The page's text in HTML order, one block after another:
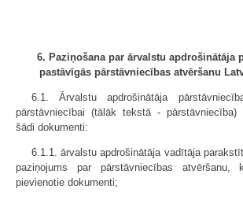
6. Paziņošana par ārvalstu apdrošinātāja
pastāvīgās pārstāvniecības atvēršanu
6.1. Ārvalstu apdrošinātāja
pārstāvniecībai (tālāk tekstā - pārstāvniecība)
šādi dokumenti:
6.1.1. ārvalstu apdrošinātāja vadītāja
paziņojums par pārstāvniecības atvēršanu,
pievienotie dokumenti;